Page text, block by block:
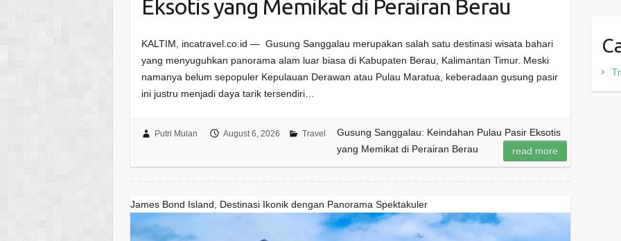
Eksotis yang Memikat di Perairan Berau
KALTIM, incatravel.co.id — Gusung Sanggalau merupakan salah satu destinasi wisata bahari
yang menyuguhkan panorama alam luar biasa di Kabupaten Berau, Kalimantan Timur. Meski
namanya belum sepopuler Kepulauan Derawan atau Pulau Maratua, keberadaan gusung pasir
ini justru menjadi daya tarik tersendiri…
Putri Mulan August 6, 2026 Travel
Gusung Sanggalau: Keindahan Pulau Pasir Eksotis
yang Memikat di Perairan Berau
read more
James Bond Island, Destinasi Ikonik dengan Panorama Spektakuler